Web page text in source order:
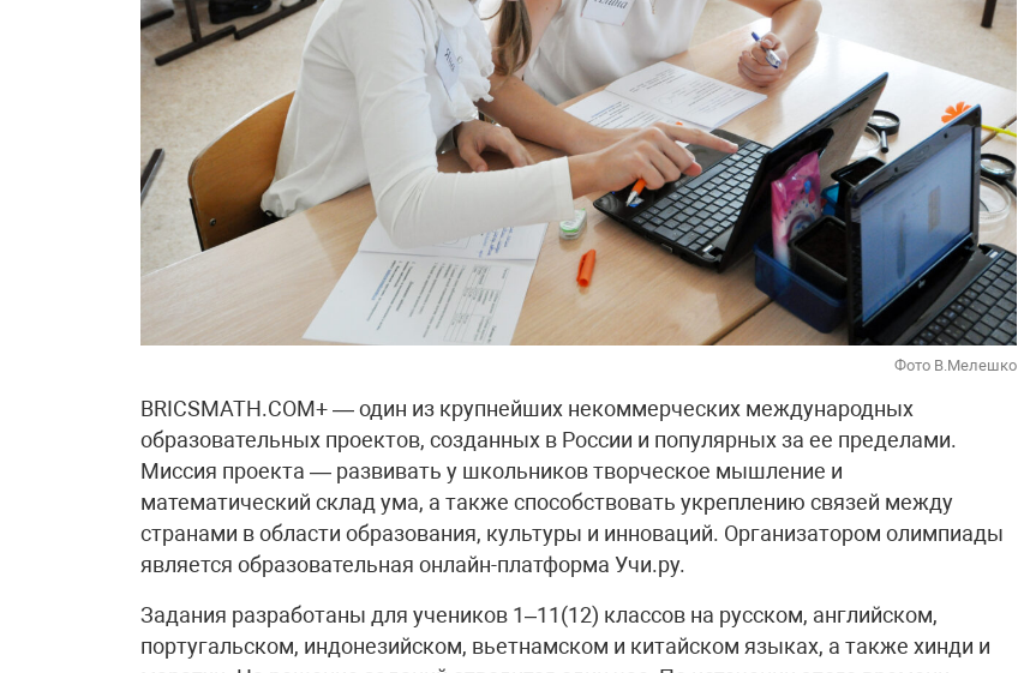
Фото В.Мелешко
BRICSMATH.COM+ — один из крупнейших некоммерческих международных
образовательных проектов, созданных в России и популярных за ее пределами.
Миссия проекта — развивать у школьников творческое мышление и
математический склад ума, а также способствовать укреплению связей между
странами в области образования, культуры и инноваций. Организатором олимпиады
является образовательная онлайн-платформа Учи.ру.
Задания разработаны для учеников 1–11(12) классов на русском, английском,
португальском, индонезийском, вьетнамском и китайском языках, а также хинди и